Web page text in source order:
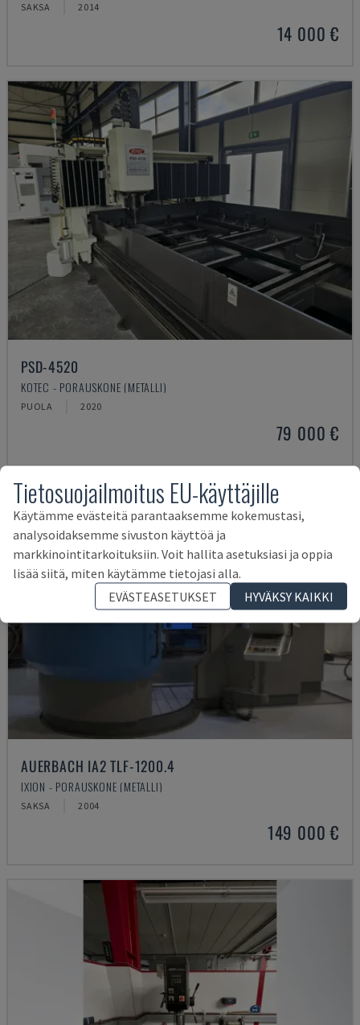
SAKSA 2014
14 000 €
PSD-4520
KOTEC - PORAUSKONE (METALLI)
PUOLA 2020
79 000 €
AUERBACH IA2 TLF-1200.4
IXION - PORAUSKONE (METALLI)
SAKSA 2004
149 000 €
Tietosuojailmoitus EU-käyttäjille
Käytämme evästeitä parantaaksemme kokemustasi,
analysoidaksemme sivuston käyttöä ja
markkinointitarkoituksiin. Voit hallita asetuksiasi ja oppia
lisää siitä, miten käytämme tietojasi alla.
EVÄSTEASETUKSET
HYVÄKSY KAIKKI